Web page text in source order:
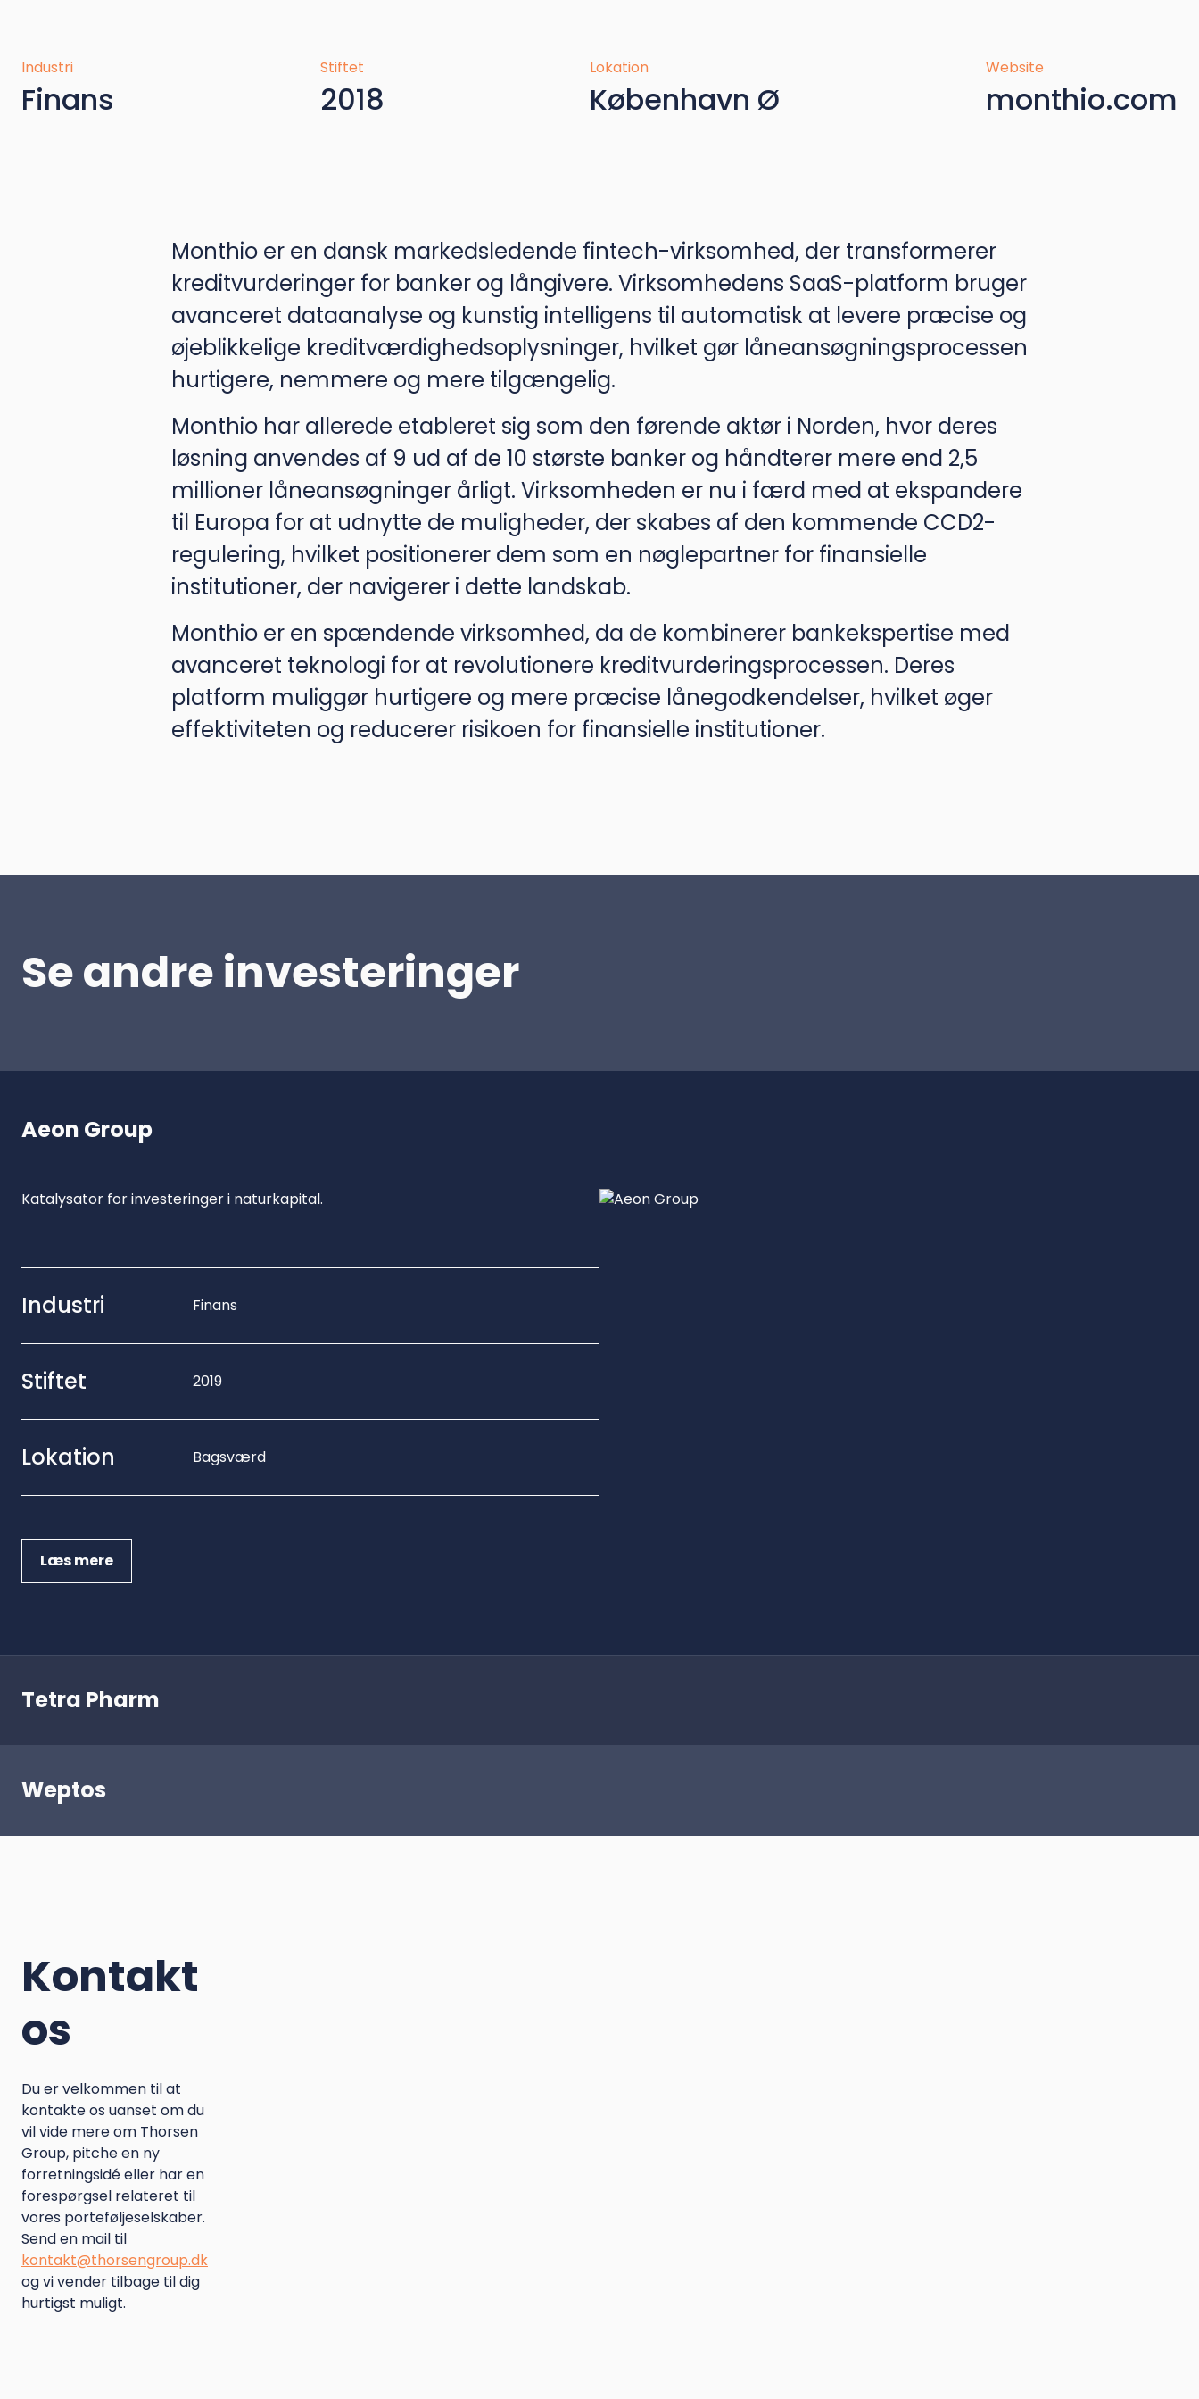
Industri
Finans
Stiftet
2018
Lokation
København Ø
Website
monthio.com
Monthio er en dansk markedsledende fintech-virksomhed, der transformerer
kreditvurderinger for banker og långivere. Virksomhedens SaaS-platform bruger
avanceret dataanalyse og kunstig intelligens til automatisk at levere præcise og
øjeblikkelige kreditværdighedsoplysninger, hvilket gør låneansøgningsprocessen
hurtigere, nemmere og mere tilgængelig.
Monthio har allerede etableret sig som den førende aktør i Norden, hvor deres
løsning anvendes af 9 ud af de 10 største banker og håndterer mere end 2,5
millioner låneansøgninger årligt. Virksomheden er nu i færd med at ekspandere
til Europa for at udnytte de muligheder, der skabes af den kommende CCD2-
regulering, hvilket positionerer dem som en nøglepartner for finansielle
institutioner, der navigerer i dette landskab.
Monthio er en spændende virksomhed, da de kombinerer bankekspertise med
avanceret teknologi for at revolutionere kreditvurderingsprocessen. Deres
platform muliggør hurtigere og mere præcise lånegodkendelser, hvilket øger
effektiviteten og reducerer risikoen for finansielle institutioner.
Se andre investeringer
Aeon Group
Katalysator for investeringer i naturkapital.
Industri Finans
Stiftet 2019
Lokation Bagsværd
Læs mere
Tetra Pharm
Læs mere
Weptos
Læs mere
Kontakt
os
Du er velkommen til at
kontakte os uanset om du
vil vide mere om Thorsen
Group, pitche en ny
forretningsidé eller har en
forespørgsel relateret til
vores porteføljeselskaber.
Send en mail til
kontakt@thorsengroup.dk
og vi vender tilbage til dig
hurtigst muligt.